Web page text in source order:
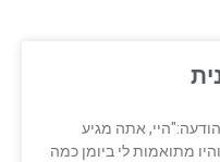
אתה מגיע
מתואמות לי ביומן כמה